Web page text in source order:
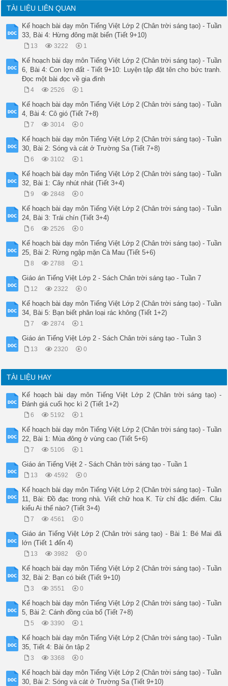
TÀI LIỆU LIÊN QUAN
Kế hoạch bài dạy môn Tiếng Việt Lớp 2 (Chân trời sáng tạo) - Tuần
33, Bài 4: Hừng đông mặt biển (Tiết 9+10)
13 3222 1
Kế hoạch bài dạy môn Tiếng Việt Lớp 2 (Chân trời sáng tạo) - Tuần
6, Bài 4: Con lợn đất - Tiết 9+10: Luyện tập đặt tên cho bức tranh.
Đọc một bài đọc về gia đình
4 2526 1
Kế hoạch bài dạy môn Tiếng Việt Lớp 2 (Chân trời sáng tạo) - Tuần
4, Bài 4: Cô gió (Tiết 7+8)
7 3014 0
Kế hoạch bài dạy môn Tiếng Việt Lớp 2 (Chân trời sáng tạo) - Tuần
30, Bài 2: Sóng và cát ở Trường Sa (Tiết 7+8)
6 3102 1
Kế hoạch bài dạy môn Tiếng Việt Lớp 2 (Chân trời sáng tạo) - Tuần
32, Bài 1: Cây nhút nhát (Tiết 3+4)
9 2848 0
Kế hoạch bài dạy môn Tiếng Việt Lớp 2 (Chân trời sáng tạo) - Tuần
24, Bài 3: Trái chín (Tiết 3+4)
6 2526 0
Kế hoạch bài dạy môn Tiếng Việt Lớp 2 (Chân trời sáng tạo) - Tuần
25, Bài 2: Rừng ngập mặn Cà Mau (Tiết 5+6)
8 2788 1
Giáo án Tiếng Việt Lớp 2 - Sách Chân trời sáng tạo - Tuần 7
12 2322 0
Kế hoạch bài dạy môn Tiếng Việt Lớp 2 (Chân trời sáng tạo) - Tuần
34, Bài 5: Bạn biết phân loại rác không (Tiết 1+2)
7 2874 1
Giáo án Tiếng Việt Lớp 2 - Sách Chân trời sáng tạo - Tuần 3
13 2320 0
TÀI LIỆU HAY
Kế hoạch bài dạy môn Tiếng Việt Lớp 2 (Chân trời sáng tạo) -
Đánh giá cuối học kì 2 (Tiết 1+2)
6 5192 1
Kế hoạch bài dạy môn Tiếng Việt Lớp 2 (Chân trời sáng tạo) - Tuần
22, Bài 1: Mùa đông ở vùng cao (Tiết 5+6)
7 5106 1
Giáo án Tiếng Việt 2 - Sách Chân trời sáng tạo - Tuần 1
13 4592 0
Kế hoạch bài dạy môn Tiếng Việt Lớp 2 (Chân trời sáng tạo) - Tuần
11, Bài: Đồ đạc trong nhà. Viết chữ hoa K. Từ chỉ đặc điểm. Câu
kiểu Ai thế nào? (Tiết 3+4)
7 4561 0
Giáo án Tiếng Việt Lớp 2 (Chân trời sáng tạo) - Bài 1: Bé Mai đã
lớn (Tiết 1 đến 4)
13 3982 0
Kế hoạch bài dạy môn Tiếng Việt Lớp 2 (Chân trời sáng tạo) - Tuần
32, Bài 2: Bạn có biết (Tiết 9+10)
3 3551 0
Kế hoạch bài dạy môn Tiếng Việt Lớp 2 (Chân trời sáng tạo) - Tuần
5, Bài 2: Cánh đồng của bố (Tiết 7+8)
5 3390 1
Kế hoạch bài dạy môn Tiếng Việt Lớp 2 (Chân trời sáng tạo) - Tuần
35, Tiết 4: Bài ôn tập 2
3 3368 0
Kế hoạch bài dạy môn Tiếng Việt Lớp 2 (Chân trời sáng tạo) - Tuần
30, Bài 2: Sóng và cát ở Trường Sa (Tiết 9+10)